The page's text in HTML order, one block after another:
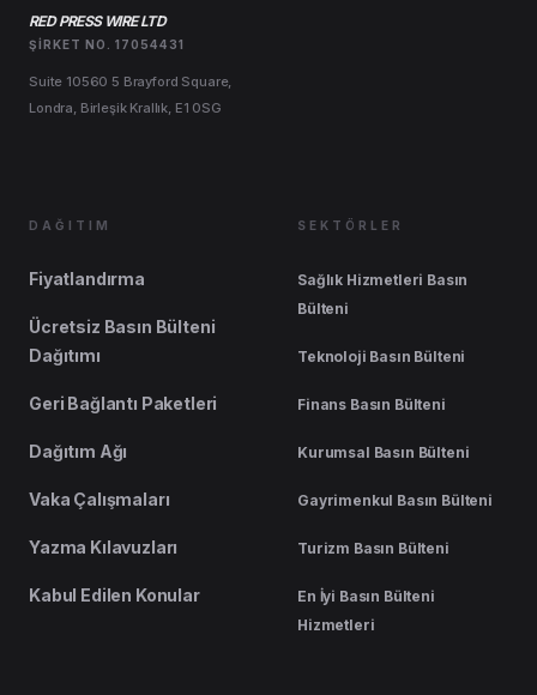
RED PRESS WIRE LTD
ŞIRKET NO. 17054431
Suite 10560 5 Brayford Square,
Londra, Birleşik Krallık, E1 0SG
DAĞITIM
Fiyatlandırma
Ücretsiz Basın Bülteni
Dağıtımı
Geri Bağlantı Paketleri
Dağıtım Ağı
Vaka Çalışmaları
Yazma Kılavuzları
Kabul Edilen Konular
SEKTÖRLER
Sağlık Hizmetleri Basın
Bülteni
Teknoloji Basın Bülteni
Finans Basın Bülteni
Kurumsal Basın Bülteni
Gayrimenkul Basın Bülteni
Turizm Basın Bülteni
En İyi Basın Bülteni
Hizmetleri